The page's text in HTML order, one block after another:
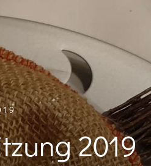
2019